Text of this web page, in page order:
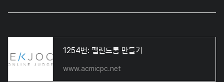
1254번: 팰린드롬 만들기
www.acmicpc.net